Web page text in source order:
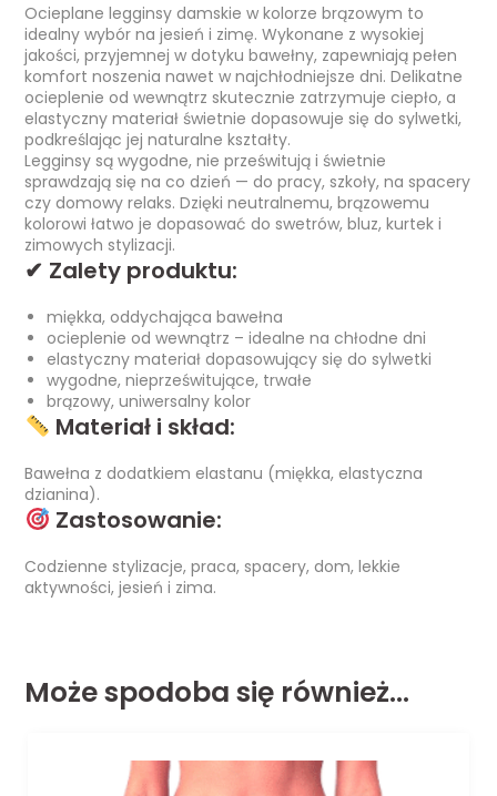
Ocieplane legginsy damskie w kolorze brązowym to
idealny wybór na jesień i zimę. Wykonane z wysokiej
jakości, przyjemnej w dotyku bawełny, zapewniają pełen
komfort noszenia nawet w najchłodniejsze dni. Delikatne
ocieplenie od wewnątrz skutecznie zatrzymuje ciepło, a
elastyczny materiał świetnie dopasowuje się do sylwetki,
podkreślając jej naturalne kształty.
Legginsy są wygodne, nie prześwitują i świetnie
sprawdzają się na co dzień — do pracy, szkoły, na spacery
czy domowy relaks. Dzięki neutralnemu, brązowemu
kolorowi łatwo je dopasować do swetrów, bluz, kurtek i
zimowych stylizacji.
✔ Zalety produktu:
miękka, oddychająca bawełna
ocieplenie od wewnątrz – idealne na chłodne dni
elastyczny materiał dopasowujący się do sylwetki
wygodne, nieprześwitujące, trwałe
brązowy, uniwersalny kolor
Materiał i skład:
Bawełna z dodatkiem elastanu (miękka, elastyczna
dzianina).
Zastosowanie:
Codzienne stylizacje, praca, spacery, dom, lekkie
aktywności, jesień i zima.
Może spodoba się również…